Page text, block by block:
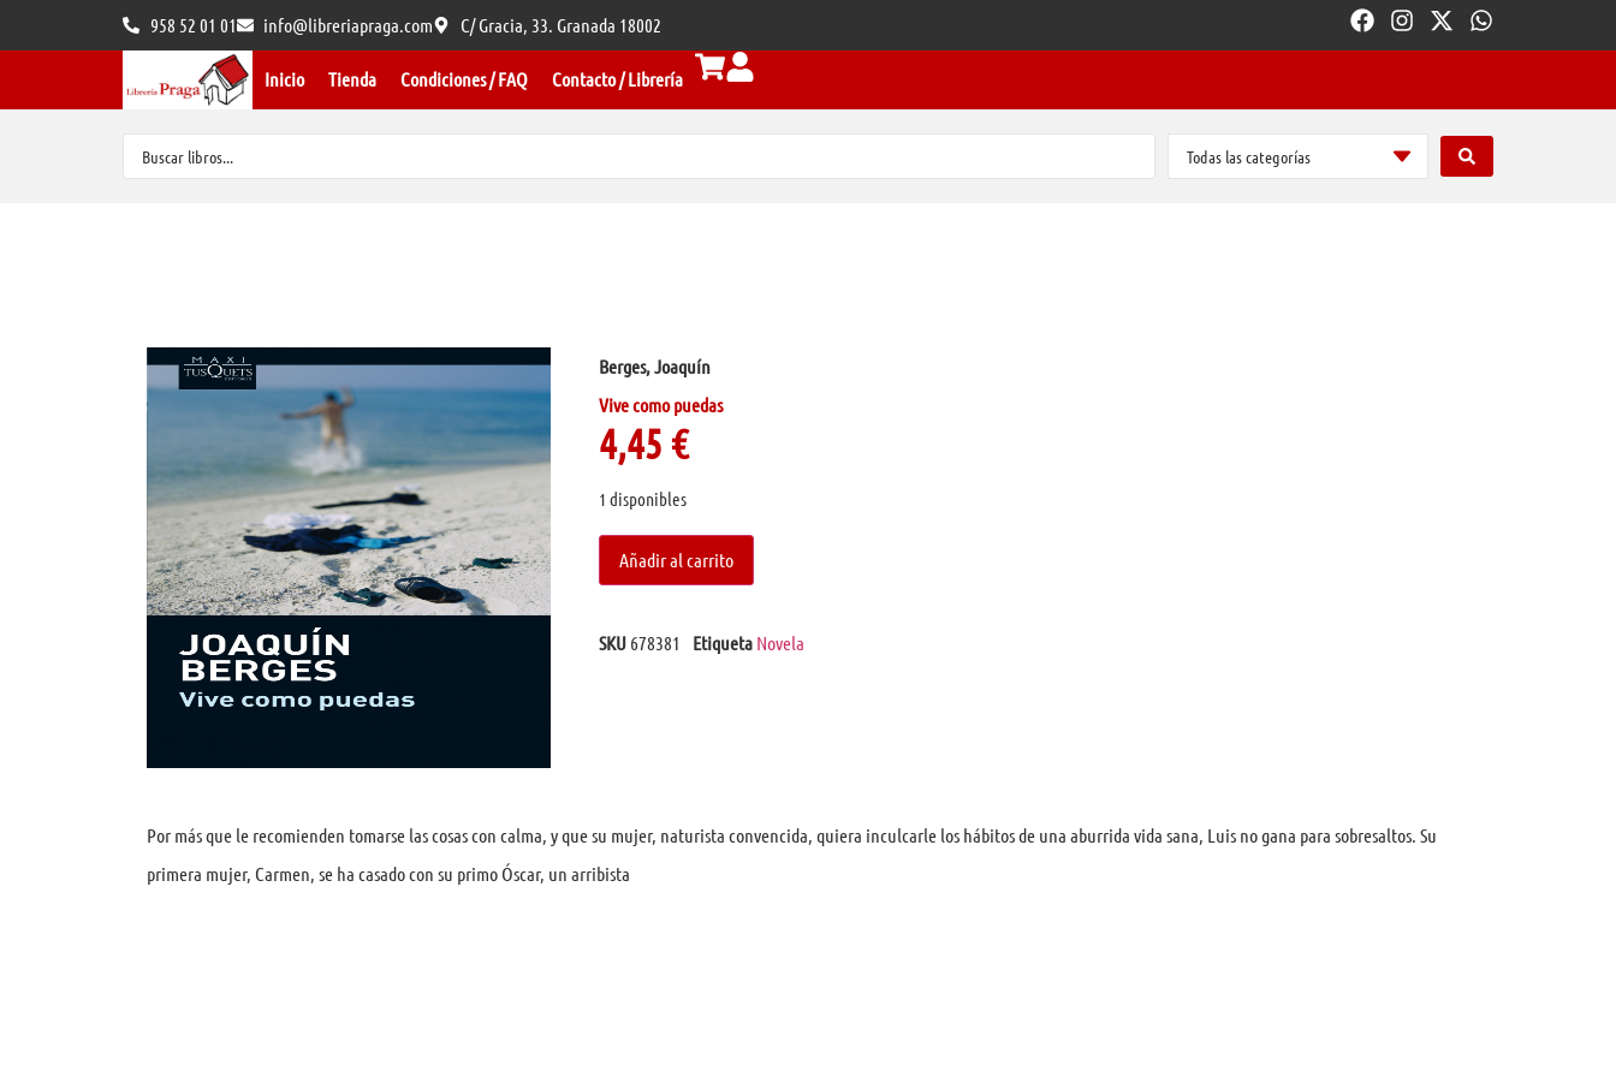
958 52 01 01 info@libreriapraga.com C/ Gracia, 33. Granada 18002
Inicio Tienda Condiciones / FAQ Contacto / Librería
Todas las categorías
Berges, Joaquín
Vive como puedas
4,45 €
1 disponibles
Añadir al carrito
SKU 678381 Etiqueta Novela
Por más que le recomienden tomarse las cosas con calma, y que su mujer, naturista convencida, quiera inculcarle los hábitos de una aburrida vida sana, Luis no gana para sobresaltos. Su
primera mujer, Carmen, se ha casado con su primo Óscar, un arribista